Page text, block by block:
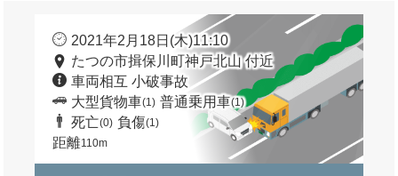
2021年2月18日(木)11:10
たつの市揖保川町神戸北山 付近
車両相互 小破事故
大型貨物車(1) 普通乗用車(1)
死亡(0) 負傷(1)
距離110m